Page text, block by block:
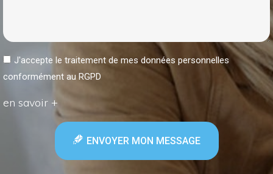
J'accepte le traitement de mes données personnelles
conformément au RGPD
en savoir +
ENVOYER MON MESSAGE